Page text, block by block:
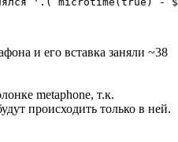
и его вставка заняли ~38
metaphone, т.к.
происходить только в ней.